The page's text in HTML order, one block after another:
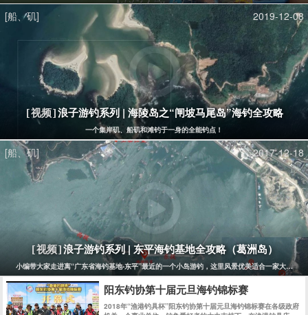
[船、矶] 2019-12-08
[视频]浪子游钓系列 | 海陵岛之“闸坡马尾岛”海钓全攻略
一个集岸矶、船矶和滩钓于一身的全能钓点！
[船、矶] 2017-12-18
[视频]浪子游钓系列 | 东平海钓基地全攻略（葛洲岛）
小编带大家走进离“广东省海钓基地-东平”最近的一个小岛游钓，这里风景优美适合一家大小。
阳东钓协第十届元旦海钓锦标赛
2018年“渔港钓具杯”阳东钓协第十届元旦海钓锦标赛在各级政府